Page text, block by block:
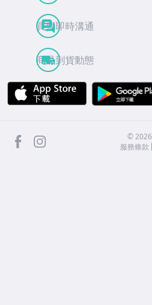
買賣即時溝通
商品到貨動態
APP Store
facebook ©2026
服務條款